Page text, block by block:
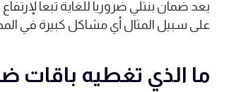
يعد ضمان بنتلي ضرورياً للغاية تبعاً
على سبيل المثال أي مشاكل كبيرة في
ما الذي تغطيه باقات